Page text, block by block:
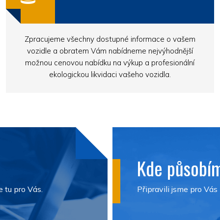
Zpracujeme všechny dostupné informace o vašem
vozidle a obratem Vám nabídneme nejvýhodnější
možnou cenovou nabídku na výkup a profesionální
ekologickou likvidaci vašeho vozidla.
tu pro Vás.
Kde
Připravili jsme pro